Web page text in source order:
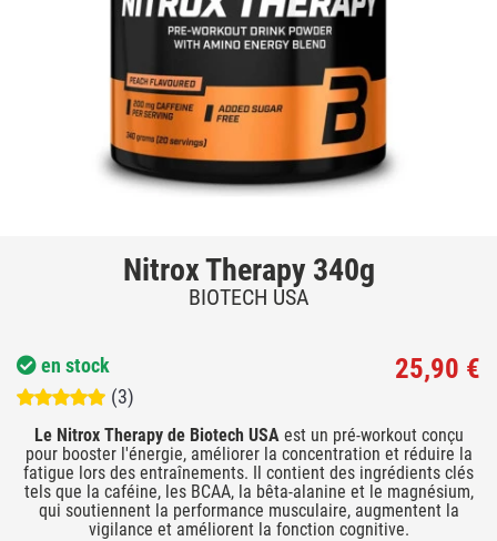
Nitrox Therapy 340g
BIOTECH USA
(3)
25,90 €
Le Nitrox Therapy de Biotech USA est un pré-workout conçu
pour booster l'énergie, améliorer la concentration et réduire la
fatigue lors des entraînements. Il contient des ingrédients clés
tels que la caféine, les BCAA, la bêta-alanine et le magnésium,
qui soutiennent la performance musculaire, augmentent la
vigilance et améliorent la fonction cognitive.
en stock